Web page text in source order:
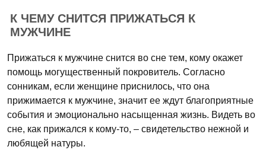
К ЧЕМУ СНИТСЯ ПРИЖАТЬСЯ К
МУЖЧИНЕ
Прижаться к мужчине снится во сне тем, кому окажет
помощь могущественный покровитель. Согласно
сонникам, если женщине приснилось, что она
прижимается к мужчине, значит ее ждут благоприятные
события и эмоционально насыщенная жизнь. Видеть во
сне, как прижался к кому-то, – свидетельство нежной и
любящей натуры.